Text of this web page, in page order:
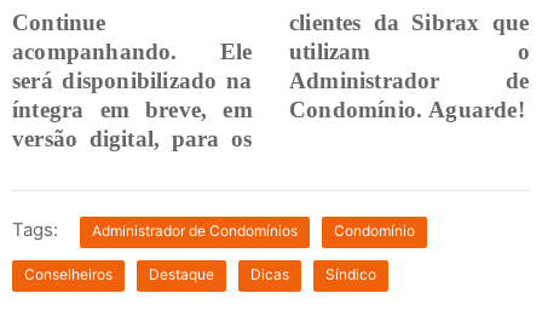
Continue
acompanhando. Ele
será disponibilizado na
íntegra em breve, em
versão digital, para os
clientes da Sibrax que
utilizam o
Administrador de
Condomínio. Aguarde!
Tags: Administrador de Condomínios Condomínio
Conselheiros Destaque Dicas Síndico